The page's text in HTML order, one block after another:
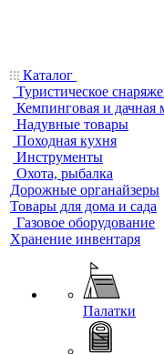
Каталог
Туристическое
Кемпинговая и дачная
Надувные товары
Походная кухня
Инструменты
Охота, рыбалка
Дорожные органайзеры
Товары для дома и сада
Газовое оборудование
Хранение инвентаря
Палатки